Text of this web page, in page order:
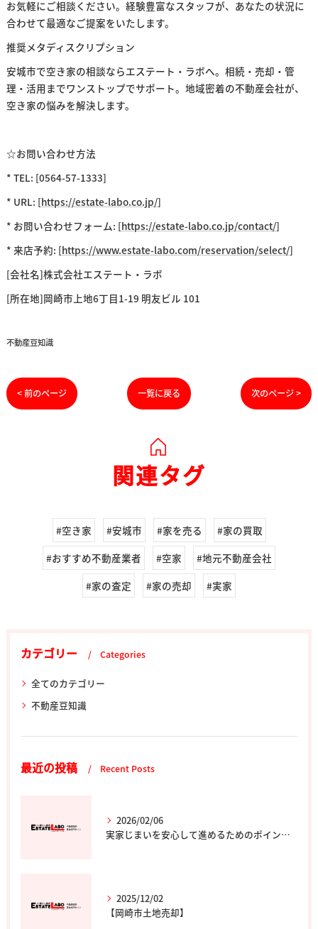
お気軽にご相談ください。経験豊富なスタッフが、あなたの状況に
合わせて最適なご提案をいたします。
推奨メタディスクリプション
安城市で空き家の相談ならエステート・ラボへ。相続・売却・管
理・活用までワンストップでサポート。地域密着の不動産会社が、
空き家の悩みを解決します。
☆お問い合わせ方法
* TEL: [0564-57-1333]
* URL: [https://estate-labo.co.jp/]
* お問い合わせフォーム: [https://estate-labo.co.jp/contact/]
* 来店予約: [https://www.estate-labo.com/reservation/select/]
[会社名]株式会社エステート・ラボ
[所在地]岡崎市上地6丁目1-19 明友ビル 101
不動産豆知識
< 前のページ 一覧に戻る 次のページ >
関連タグ
#空き家 #安城市 #家を売る
#家の買取
#おすすめ不動産業者
#空家
#地元不動産会社
#家の査定
#家の売却 #実家
カテゴリー Categories
全てのカテゴリー
不動産豆知識
最近の投稿 Recent Posts
2026/02/06
実家じまいを安心して進めるためのポイントと専門家の選び方
2025/12/02
【岡崎市土地売却】